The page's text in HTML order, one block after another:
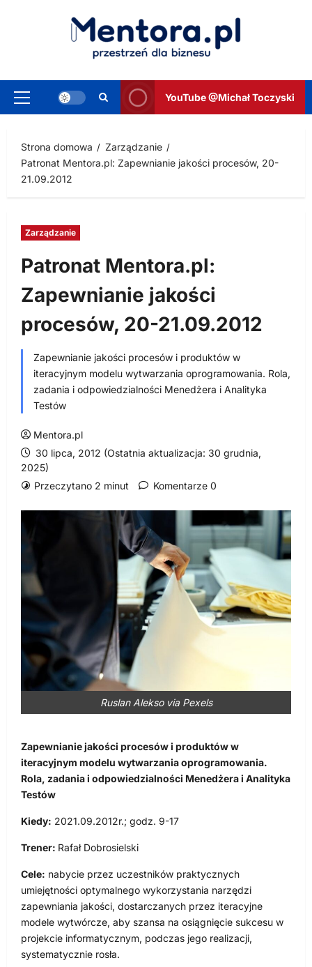
Menu
YouTube @Michał Toczyski
Strona domowa
Zarządzanie
Patronat Mentora.pl: Zapewnianie jakości procesów, 20-
21.09.2012
Zarządzanie
Patronat Mentora.pl:
Zapewnianie jakości
procesów, 20-21.09.2012
Zapewnianie jakości procesów i produktów w
iteracyjnym modelu wytwarzania oprogramowania. Rola,
zadania i odpowiedzialności Menedżera i Analityka
Testów
Mentora.pl
30 lipca, 2012 (Ostatnia aktualizacja: 30 grudnia,
2025)
Przeczytano 2 minut
Komentarze 0
Ruslan Alekso via Pexels
Zapewnianie jakości procesów i produktów w
iteracyjnym modelu wytwarzania oprogramowania.
Rola, zadania i odpowiedzialności Menedżera i Analityka
Testów
Kiedy: 2021.09.2012r.; godz. 9-17
Trener: Rafał Dobrosielski
Cele: nabycie przez uczestników praktycznych
umiejętności optymalnego wykorzystania narzędzi
zapewniania jakości, dostarczanych przez iteracyjne
modele wytwórcze, aby szansa na osiągnięcie sukcesu w
projekcie informatycznym, podczas jego realizacji,
systematycznie rosła.